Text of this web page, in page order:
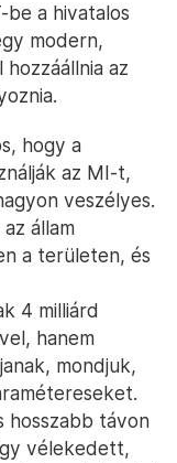
a hivatalos
modern,
az
hogy a
az MI-t,
veszélyes.
állam
a területen, és
4 milliárd
hanem
mondjuk,
hosszabb távon
vélekedett,